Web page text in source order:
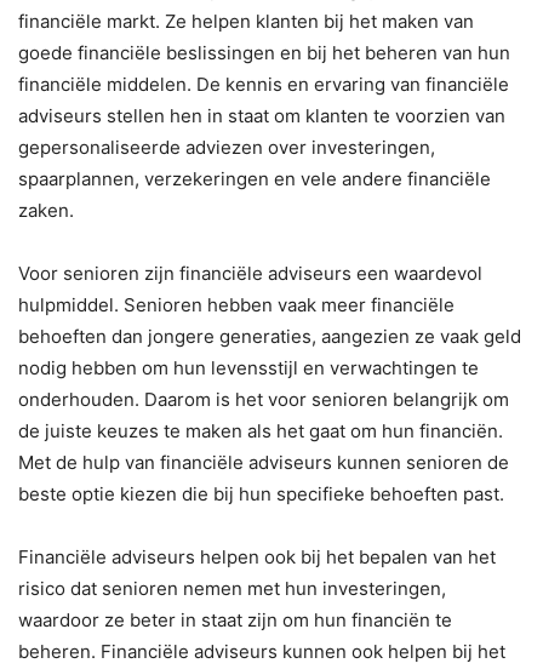
financiële markt. Ze helpen klanten bij het maken van
goede financiële beslissingen en bij het beheren van hun
financiële middelen. De kennis en ervaring van financiële
adviseurs stellen hen in staat om klanten te voorzien van
gepersonaliseerde adviezen over investeringen,
spaarplannen, verzekeringen en vele andere financiële
zaken.
Voor senioren zijn financiële adviseurs een waardevol
hulpmiddel. Senioren hebben vaak meer financiële
behoeften dan jongere generaties, aangezien ze vaak geld
nodig hebben om hun levensstijl en verwachtingen te
onderhouden. Daarom is het voor senioren belangrijk om
de juiste keuzes te maken als het gaat om hun financiën.
Met de hulp van financiële adviseurs kunnen senioren de
beste optie kiezen die bij hun specifieke behoeften past.
Financiële adviseurs helpen ook bij het bepalen van het
risico dat senioren nemen met hun investeringen,
waardoor ze beter in staat zijn om hun financiën te
beheren. Financiële adviseurs kunnen ook helpen bij het